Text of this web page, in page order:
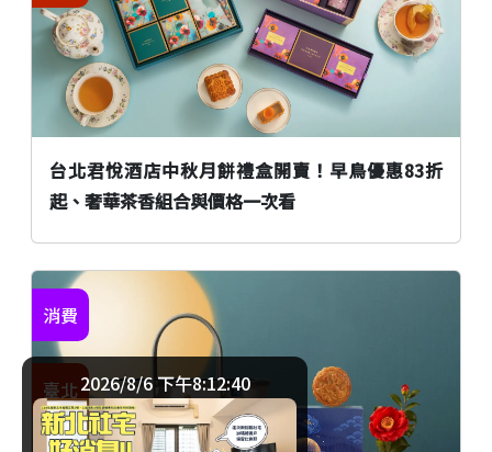
台北君悅酒店中秋月餅禮盒開賣！早鳥優惠83折
起、奢華茶香組合與價格一次看
消費
臺北2026/8/6 下午8:12:40